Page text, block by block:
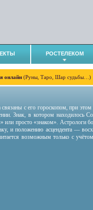
РОСТЕЛЕКОМ
онлайн (Руны, Таро, Шар судьбы…)
связаны с его гороскопом, при
Знак, в котором находилось
или просто «знаком». Астрологи
и положению асцендента —
возможным только с